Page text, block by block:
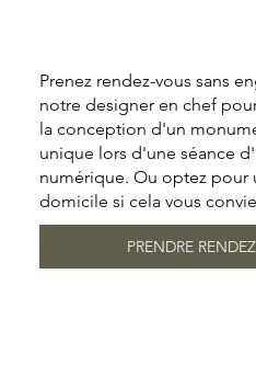
Prenez rendez-vous sans
notre designer en chef
la conception d'un
unique lors d'une séance
numérique. Ou optez pour
domicile si cela vous
PRENDRE